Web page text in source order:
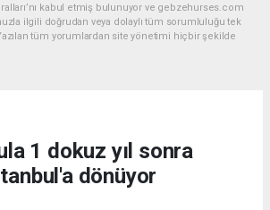
kabul etmiş bulunuyor ve gebzehurses.com
ilgili doğrudan veya dolaylı tüm sorumluluğu tek
tüm yorumlardan site yönetimi hiçbir şekilde
1 dokuz yıl sonra
dönüyor